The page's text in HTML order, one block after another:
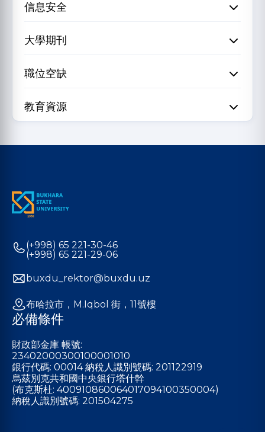
信息安全
大學期刊
職位空缺
教育資源
(+998) 65 221-30-46
(+998) 65 221-29-06
buxdu_rektor@buxdu.uz
布哈拉市，M.Iqbol 街，11號樓
必備條件
財政部金庫 帳號:
23402000300100001010
銀行代碼: 00014 納稅人識別號碼: 201122919
烏茲別克共和國中央銀行塔什幹
(布克斯杜: 400910860064017094100350004)
納稅人識別號碼: 201504275